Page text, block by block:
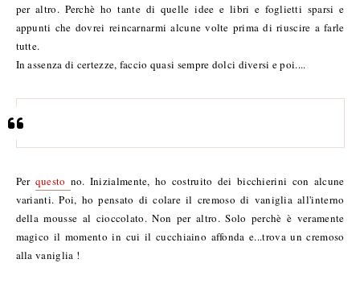
per altro. Perchè ho tante di quelle idee e libri e foglietti sparsi e
appunti che dovrei reincarnarmi alcune volte prima di riuscire a farle
tutte.
In assenza di certezze, faccio quasi sempre dolci diversi e poi....
Per questo no. Inizialmente, ho costruito dei bicchierini con alcune
varianti. Poi, ho pensato di colare il cremoso di vaniglia all'interno
della mousse al cioccolato. Non per altro. Solo perchè è veramente
magico il momento in cui il cucchiaino affonda e...trova un cremoso
alla vaniglia !